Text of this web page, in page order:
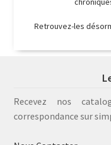
Retrouvez-les
Recevez nos
correspondance sur